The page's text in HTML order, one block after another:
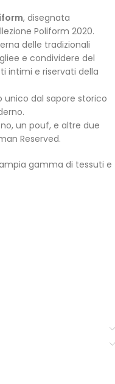
, disegnata
Poliform 2020.
delle tradizionali
e condividere del
intimi e riservati della
unico dal sapore storico
un pouf, e altre due
Reserved.
gamma di tessuti e